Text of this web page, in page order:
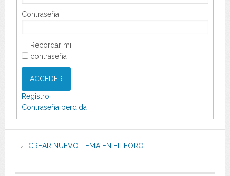
Contraseña:
Recordar mi
contraseña
ACCEDER
Registro
Contraseña perdida
CREAR NUEVO TEMA EN EL FORO